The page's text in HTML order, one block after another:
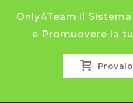
Only4Team il
e Promuovere la